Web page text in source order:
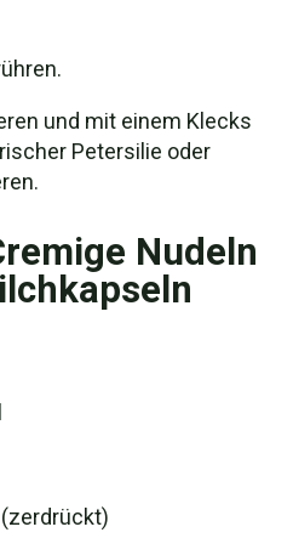
und mit einem Klecks
Petersilie oder
Nudeln